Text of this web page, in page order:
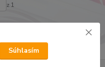
z 1
Súhlasím